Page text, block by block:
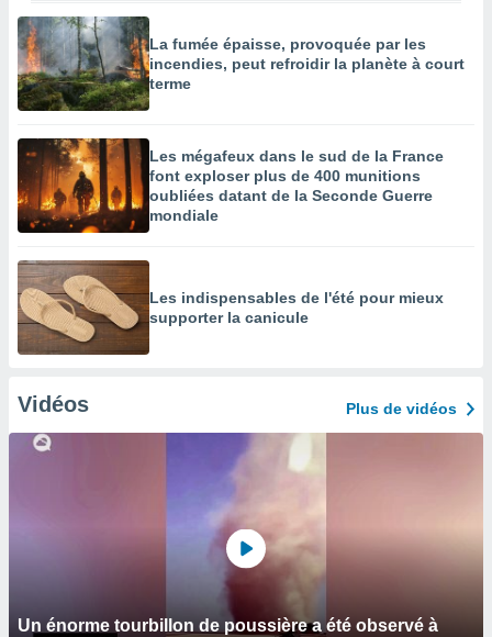
La fumée épaisse, provoquée par les
incendies, peut refroidir la planète à court
terme
Les mégafeux dans le sud de la France
font exploser plus de 400 munitions
oubliées datant de la Seconde Guerre
mondiale
Les indispensables de l'été pour mieux
supporter la canicule
Vidéos Plus de vidéos
Un énorme tourbillon de poussière a été observé à